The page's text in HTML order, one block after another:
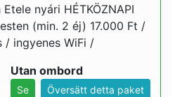
nyári HÉTKÖZNAPI
(min. 2 éj) 17.000 Ft /
ingyenes WiFi /
Utan ombord
Se Översätt detta paket